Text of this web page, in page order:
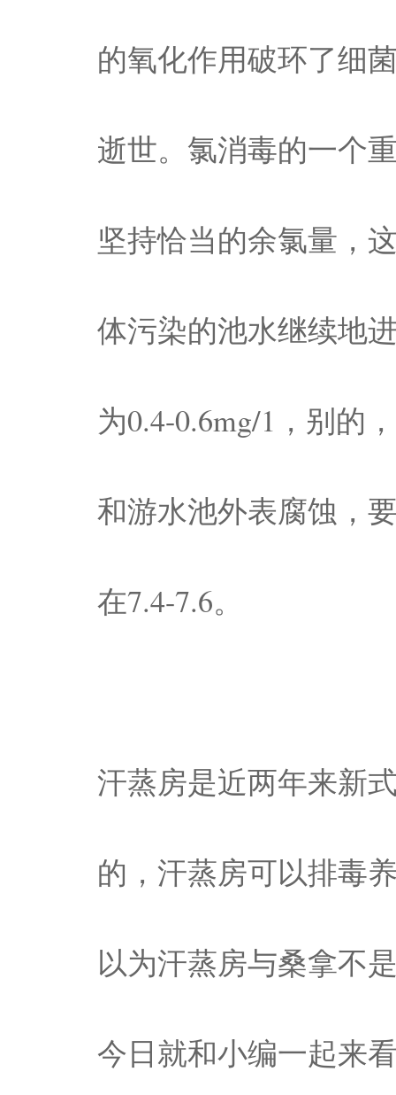
的氧化作用破环了细
逝世。氯消毒的一个
坚持恰当的余氯量，
体污染的池水继续地
为0.4-0.6mg/1，别的
和游水池外表腐蚀，
在7.4-7.6。
汗蒸房是近两年来新
的，汗蒸房可以排毒
以为汗蒸房与桑拿不
今日就和小编一起来